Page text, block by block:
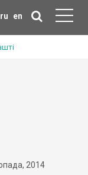
ru en
2014